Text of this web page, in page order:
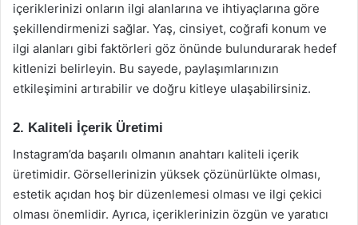
içeriklerinizi onların ilgi alanlarına ve ihtiyaçlarına göre
şekillendirmenizi sağlar. Yaş, cinsiyet, coğrafi konum ve
ilgi alanları gibi faktörleri göz önünde bulundurarak hedef
kitlenizi belirleyin. Bu sayede, paylaşımlarınızın
etkileşimini artırabilir ve doğru kitleye ulaşabilirsiniz.
2. Kaliteli İçerik Üretimi
Instagram’da başarılı olmanın anahtarı kaliteli içerik
üretimidir. Görsellerinizin yüksek çözünürlükte olması,
estetik açıdan hoş bir düzenlemesi olması ve ilgi çekici
olması önemlidir. Ayrıca, içeriklerinizin özgün ve yaratıcı